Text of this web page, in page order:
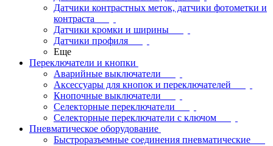
Датчики контрастных меток, датчики фотометки и
контраста
Датчики кромки и ширины
Датчики профиля
Еще
Переключатели и кнопки
Аварийные выключатели
Аксессуары для кнопок и переключателей
Кнопочные выключатели
Селекторные переключатели
Селекторные переключатели с ключом
Пневматическое оборудование
Быстроразъемные соединения пневматические